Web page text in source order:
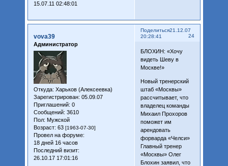
15.07.11 02:48:01
Поделиться
24
21.12.07
20:28:41
vova39
Администратор
Откуда: Харьков (Алексеевка)
Зарегистрирован: 05.09.07
Приглашений: 0
Сообщений: 3610
Пол: Мужской
Возраст: 63 [1963-07-30]
Провел на форуме:
18 дней 16 часов
Последний визит:
26.10.17 17:01:16
БЛОХИН: «Хочу
видеть Шеву в
Москве!»
Новый тренерский
штаб «Москвы»
рассчитывает, что
владелец команды
Михаил Прохоров
поможет им
арендовать
форварда «Челси»
Главный тренер
«Москвы» Олег
Блохин заявил, что